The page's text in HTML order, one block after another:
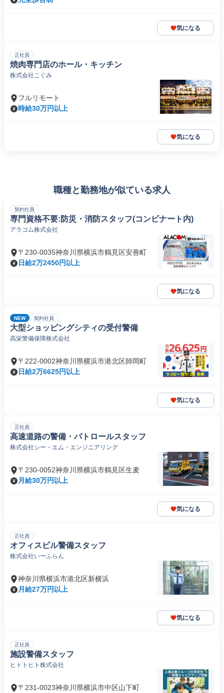
気になる
正社員
焼肉専門店のホール・キッチン
株式会社こぐみ
フルリモート
時給30万円以上
気になる
職種と勤務地が似ている求人
契約社員
専門資格不要:防災・消防スタッフ(コンビナート内)
アラコム株式会社
〒230-0035神奈川県横浜市鶴見区安善町
日給2万2450円以上
気になる
NEW 契約社員
大型ショッピングシティの受付警備
高栄警備保障株式会社
〒222-0002神奈川県横浜市港北区師岡町
日給2万6625円以上
気になる
正社員
高速道路の警備・パトロールスタッフ
株式会社シー・エム・エンジニアリング
〒230-0052神奈川県横浜市鶴見区生麦
月給30万円以上
気になる
正社員
オフィスビル警備スタッフ
株式会社いーふらん
神奈川県横浜市港北区新横浜
月給27万円以上
気になる
正社員
施設警備スタッフ
ヒトトヒト株式会社
〒231-0023神奈川県横浜市中区山下町